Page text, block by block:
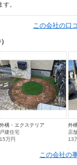
。
この会社の口
外構・エクステリア
戸建住宅
15万円
外
店
13
この会社の